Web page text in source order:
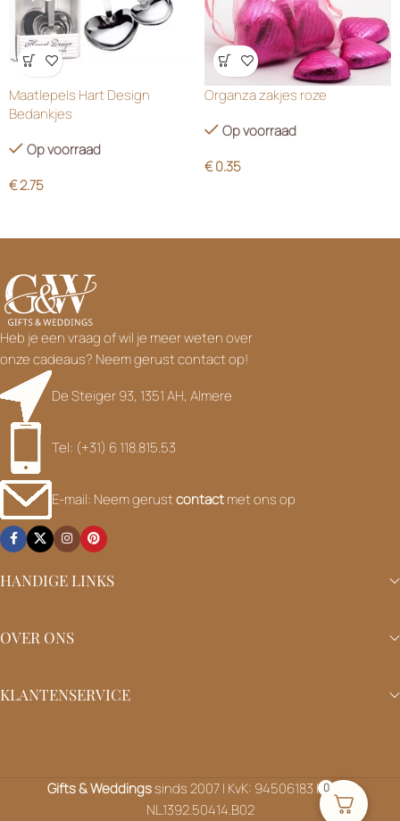
Wensenlijst
Maatlepels Hart Design
Bedankjes
Op voorraad
€2.75
Wensenlijst
Organza zakjes roze
Op voorraad
€0.35
Heb je een vraag of wil je meer weten over
onze cadeaus? Neem gerust contact op!
De Steiger 93, 1351 AH, Almere
Tel: (+31) 6 118.815.53
E-mail: Neem gerustcontactmet ons op
HANDIGE LINKS
OVER ONS
KLANTENSERVICE
Gifts & Weddingssinds 2007 | KvK: 94506183 | BTW:
NL.1392.50414.B02
0